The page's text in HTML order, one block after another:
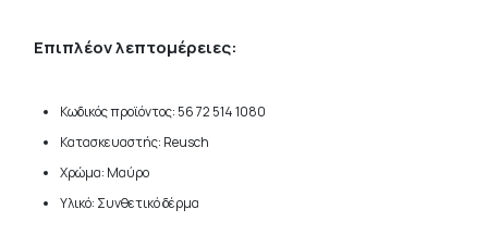
Επιπλέον λεπτομέρειες:
Κωδικός προϊόντος: 56 72 514 1080
Κατασκευαστής: Reusch
Χρώμα: Μαύρο
Υλικό: Συνθετικό δέρμα